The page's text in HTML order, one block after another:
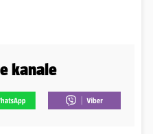
kanale